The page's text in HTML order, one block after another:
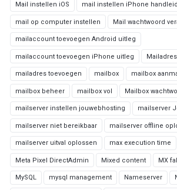
Mail instellen iOS mail instellen iPhone
mail op computer instellen Mail wachtwoord
mailaccount toevoegen Android uitleg
mailaccount toevoegen iPhone uitleg
mailadres toevoegen mailbox mailbox
mailbox beheer mailbox vol Mailbox
mailserver instellen jouwebhosting mailserver
mailserver niet bereikbaar mailserver offline
mailserver uitval oplossen max execution time
Meta Pixel DirectAdmin Mixed content MX
MySQL mysql management Nameserver